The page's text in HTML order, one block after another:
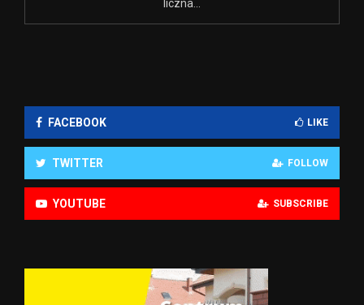
liczna...
FACEBOOK LIKE
TWITTER FOLLOW
YOUTUBE SUBSCRIBE